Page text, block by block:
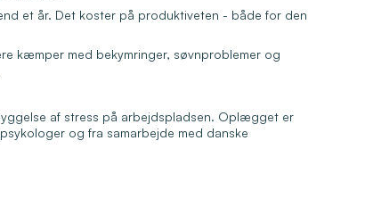
et år. Det koster på produktiveten - både for den
kæmper med bekymringer, søvnproblemer og
af stress på arbejdspladsen. Oplægget er
og fra samarbejde med danske